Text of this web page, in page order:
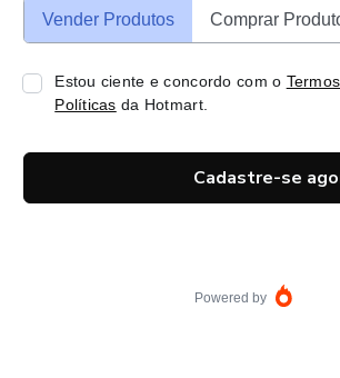
Vender Produtos Comprar
Estou ciente e concordo com o
Políticas da Hotmart.
Cadastre-se
Powered by